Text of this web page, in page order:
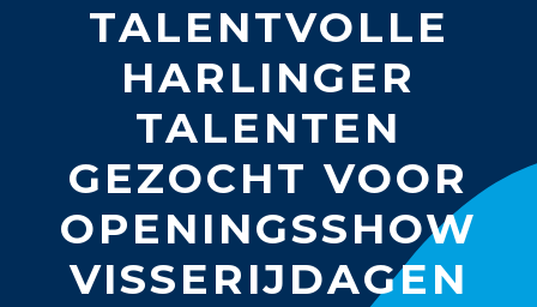
TALENTVOLLE
HARLINGER
TALENTEN
GEZOCHT VOOR
OPENINGSSHOW
VISSERIJDAGEN